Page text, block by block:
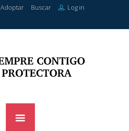
Adoptar Buscar Log in